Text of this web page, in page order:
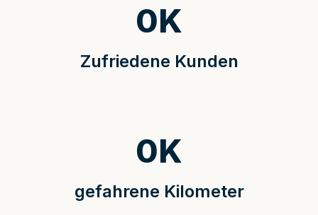
Zufriedene Kunden
0K
gefahrene Kilometer
0K